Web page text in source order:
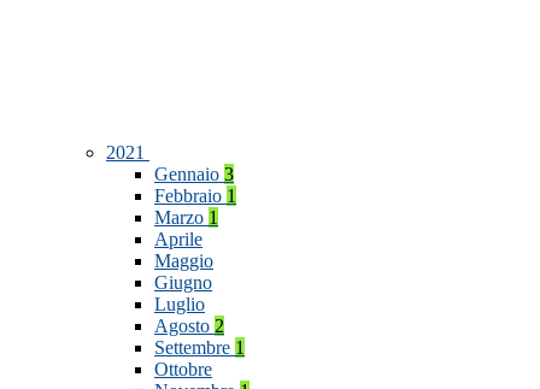
2021
Gennaio 3
Febbraio 1
Marzo 1
Aprile
Maggio
Giugno
Luglio
Agosto 2
Settembre 1
Ottobre